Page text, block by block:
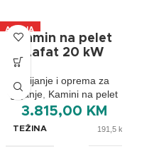
AKCIJA
Kamin na pelet
Lafat 20 kW
Grijanje i oprema za
grijanje Kamini na pelet
3.815,00 KM
TEŽINA 191,5 kg